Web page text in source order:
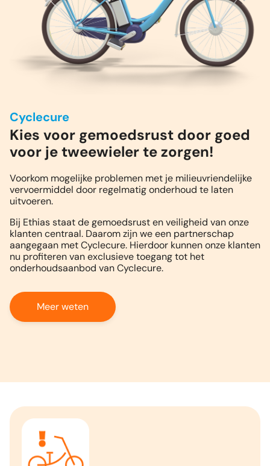
Cyclecure
Kies voor gemoedsrust door goed
voor je tweewieler te zorgen!
Voorkom mogelijke problemen met je milieuvriendelijke
vervoermiddel door regelmatig onderhoud te laten
uitvoeren.
Bij Ethias staat de gemoedsrust en veiligheid van onze
klanten centraal. Daarom zijn we een partnerschap
aangegaan met Cyclecure. Hierdoor kunnen onze klanten
nu profiteren van exclusieve toegang tot het
onderhoudsaanbod van Cyclecure.
Meer weten